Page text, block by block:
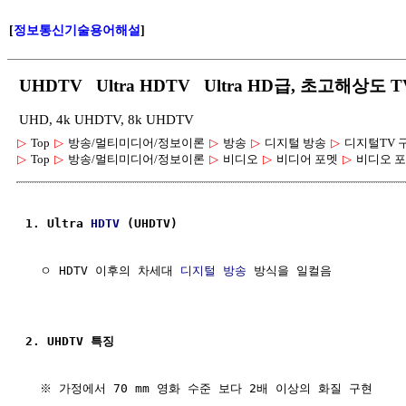
[정보통신기술용어해설]
UHDTV Ultra HDTV Ultra HD급, 초고해상도
UHD, 4k UHDTV, 8k UHDTV
▷ Top ▷ 방송/멀티미디어/정보이론 ▷ 방송 ▷ 디지털 방송 ▷ 디지털TV
▷ Top ▷ 방송/멀티미디어/정보이론 ▷ 비디오 ▷ 비디어 포멧 ▷ 비디오
1. Ultra HDTV (UHDTV)
  ㅇ HDTV 이후의 차세대
디지털 방송 방식을 일컬음
2. UHDTV 특징
  ※ 가정에서 70 mm 영화 수준 보다 2배 이상의 화질 구현